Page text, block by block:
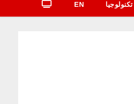
تكنولوجيا EN